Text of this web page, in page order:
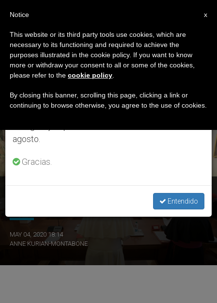
ETIQUETA
Posts Tagged
‘medidas’
ÚLTIMAS NOTICIAS
MAY 04, 2020 18:14
ANNE KURIAN-MONTABONE
×
Aviso importante
Del 27 de julio al 7 de agosto haremos la pausa
anual, aprovechando que en el periodo de verano
se generan menos informaciones y también el
agosto.
Gracias.
Entendido
x
Notice
This website or its third party tools use cookies, which are
necessary to its functioning and required to achieve the
purposes illustrated in the cookie policy. If you want to know
more or withdraw your consent to all or some of the cookies,
please refer to the cookie policy
By closing this banner, scrolling this page, clicking a link or
continuing to browse otherwise, you agree to the use of cookies.